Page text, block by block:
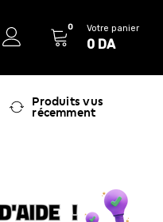
0 Votre panier
0 DA
Produits vus
récemment